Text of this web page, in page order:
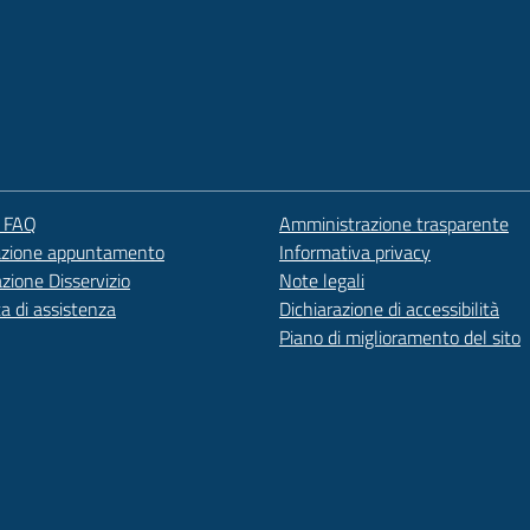
appuntamento
Disservizio
di assistenza
Amministrazione trasparente
Informativa privacy
Note legali
Dichiarazione di accessibilità
Piano di miglioramento del sito